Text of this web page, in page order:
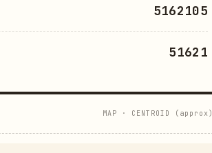
5162105
51621
MAP · CENTROID (approx)